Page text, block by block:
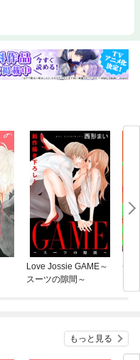
Love Jossie GAME～
スーツの隙間～
チ
もっと見る